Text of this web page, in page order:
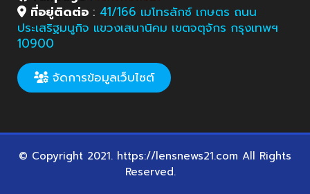
ที่อยู่ติดต่อ : 41/166 เมโทรลักซ์ เกษตร ถนน
ประเสริฐมนูกิจ แขวงเสนานิคม เขตจตุจักร กรุงเทพฯ
10900
จัดการข้อมูลเว็บไซต์
© Copyright 2021. https://lensnews21.com All Rights
Reserved.